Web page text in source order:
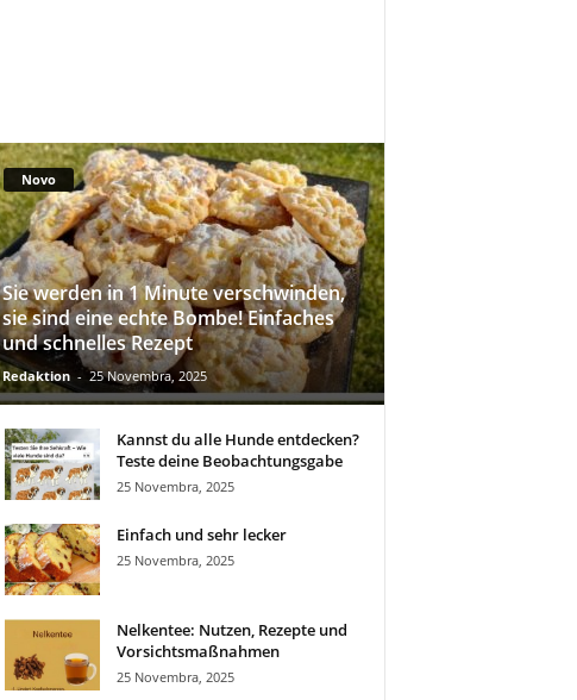
Novo
Sie werden in 1 Minute verschwinden,
sie sind eine echte Bombe! Einfaches
und schnelles Rezept
Redaktion - 25 Novembra, 2025
Kannst du alle Hunde entdecken?
Teste deine Beobachtungsgabe
25 Novembra, 2025
Einfach und sehr lecker
25 Novembra, 2025
Nelkentee: Nutzen, Rezepte und
Vorsichtsmaßnahmen
25 Novembra, 2025